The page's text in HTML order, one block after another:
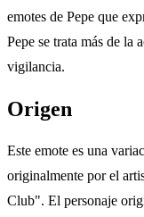
emotes de Pepe que
Pepe se trata más de la
vigilancia.
Origen
Este emote es una
originalmente por el
Club". El personaje